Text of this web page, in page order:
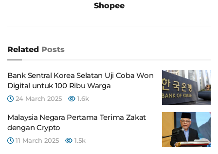
Shopee
Related Posts
Bank Sentral Korea Selatan Uji Coba Won
Digital untuk 100 Ribu Warga
24 March 2025 1.6k
Malaysia Negara Pertama Terima Zakat
dengan Crypto
11 March 2025 1.5k